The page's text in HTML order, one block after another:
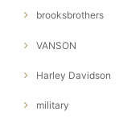
brooksbrothers
VANSON
Harley Davidson
military